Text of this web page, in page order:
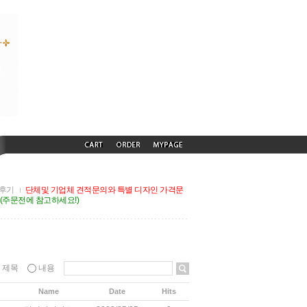
기
단체및 기업체 견적문의와 특별 디자인 가격문
주문전에 참고하세요!)
제목 내용
Name Date Hits